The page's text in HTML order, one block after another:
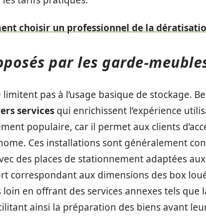
choisir un professionnel de la
par les garde-
pas à l’usage basique de stockage.
services qui enrichissent l’expérience
populaire, car il permet aux clients
Ces installations sont généralement
des places de stationnement adaptées
correspondant aux dimensions des box
en offrant des services annexes tels que
ainsi la préparation des biens avant